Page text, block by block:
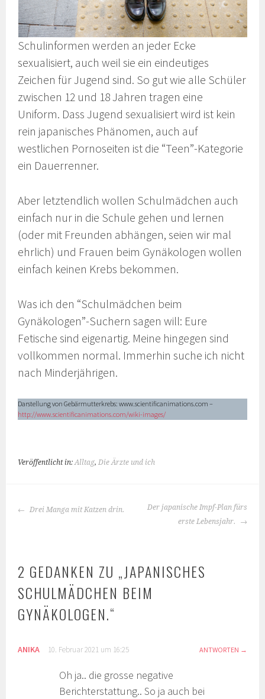
Schulinformen werden an jeder Ecke
sexualisiert, auch weil sie ein eindeutiges
Zeichen für Jugend sind. So gut wie alle Schüler
zwischen 12 und 18 Jahren tragen eine
Uniform. Dass Jugend sexualisiert wird ist kein
rein japanisches Phänomen, auch auf
westlichen Pornoseiten ist die “Teen”-Kategorie
ein Dauerrenner.
Aber letztendlich wollen Schulmädchen auch
einfach nur in die Schule gehen und lernen
(oder mit Freunden abhängen, seien wir mal
ehrlich) und Frauen beim Gynäkologen wollen
einfach keinen Krebs bekommen.
Was ich den “Schulmädchen beim
Gynäkologen”-Suchern sagen will: Eure
Fetische sind eigenartig. Meine hingegen sind
vollkommen normal. Immerhin suche ich nicht
nach Minderjährigen.
Darstellung von Gebärmutterkrebs: www.scientificanimations.com –
http://www.scientificanimations.com/wiki-images/
Veröffentlicht in:Alltag,Die Ärzte und ich
BEITRAGS-
NAVIGATION
Drei Manga mit Katzen drin.
Der japanische Impf-Plan fürs
erste Lebensjahr.
2 GEDANKEN ZU „JAPANISCHES
SCHULMÄDCHEN BEIM
GYNÄKOLOGEN.“
ANIKA 10. Februar 2021 um 16:25 ANTWORTEN
Oh ja.. die grosse negative
Berichterstattung.. So ja auch bei